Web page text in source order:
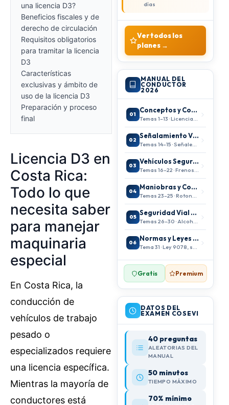
una licencia D3?
Beneficios fiscales y de
derecho de circulación
Requisitos obligatorios
para tramitar la licencia
D3
Características
exclusivas y ámbito de
uso de la licencia D3
Preparación y proceso
final
Licencia D3 en
Costa Rica:
Todo lo que
necesita saber
para manejar
maquinaria
especial
En Costa Rica, la
conducción de
vehículos de trabajo
pesado o
especializados requiere
una licencia específica.
Mientras la mayoría de
conductores está
días
Ver todos los
planes →
MANUAL DEL
CONDUCTOR
2026
01
Conceptos y Conducción Segura
Temas 1–13 · Licencias, entorno vial
02
Señalamiento Vial
Temas 14–15 · Señales, semáforos
03
Vehículos Seguros
Temas 16–22 · Frenos, llantas
04
Maniobras y Conducción
Temas 23–25 · Rotondas, autopistas
05
Seguridad Vial y Prevención
Temas 26–30 · Alcohol, SRI
06
Normas y Leyes de Tránsito
Tema 31 · Ley 9078, sanciones
Gratis Premium
DATOS DEL
EXAMEN COSEVI
40 preguntas
ALEATORIAS DEL
MANUAL
50 minutos
TIEMPO MÁXIMO
70% mínimo